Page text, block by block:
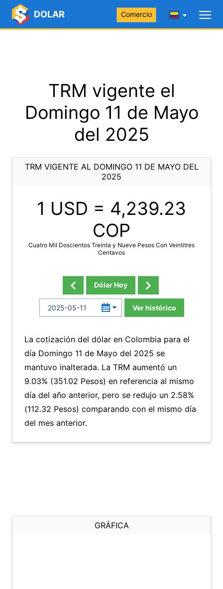
DOLAR Comercio
TRM vigente el
Domingo 11 de Mayo
del 2025
TRM VIGENTE AL DOMINGO 11 DE MAYO DEL
2025
1 USD = 4,239.23
COP
Cuatro Mil Doscientos Treinta y Nueve Pesos Con Veintitres
Centavos
Dólar Hoy
Ver histórico
La cotización del dólar en Colombia para el
día Domingo 11 de Mayo del 2025 se
mantuvo inalterada. La TRM aumentó un
9.03% (351.02 Pesos) en referencia al mismo
día del año anterior, pero se redujo un 2.58%
(112.32 Pesos) comparando con el mismo día
del mes anterior.
GRÁFICA